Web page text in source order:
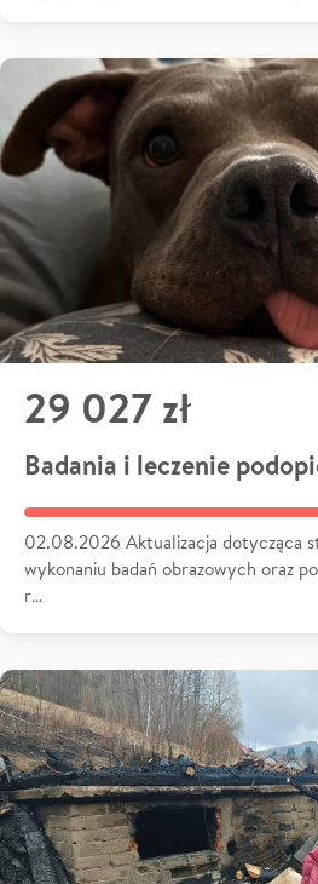
29 027 zł
Badania i leczenie
02.08.2026 Aktualizacja dotycząca
wykonaniu badań obrazowych oraz
r…